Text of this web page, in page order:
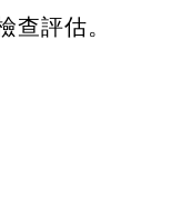
查評估。